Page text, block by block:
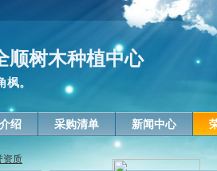
顺树木种植中心
。
绍 采购清单 新闻中心
资质